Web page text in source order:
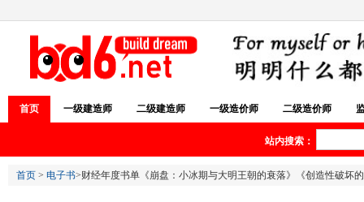
首页 一级建造师 二级建造师 一级造价师 二级造价师
站内搜索：
首页 > 电子书>财经年度书单《崩盘：小冰期与大明王朝的衰落》《创造性破坏